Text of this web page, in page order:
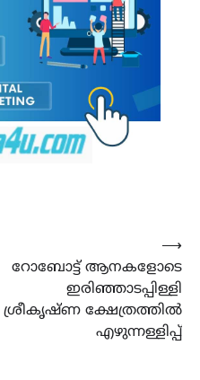
റോബോട്ട് ആനകളോടെ
ഇരിഞ്ഞാടപ്പിള്ളി
ശ്രീകൃഷ്ണ‌ ക്ഷേത്രത്തിൽ
എഴുന്നള്ളിപ്പ്
⟶